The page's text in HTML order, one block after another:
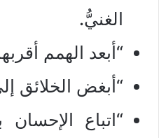
الغنيُّ.
“أبعد الهمم
“أبغض الخلائق
“اتباع